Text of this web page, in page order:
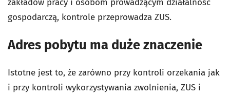
gospodarczą, kontrole przeprowadza ZUS.
Adres pobytu ma duże znaczenie
Istotne jest to, że zarówno przy kontroli orzekania jak
i przy kontroli wykorzystywania zwolnienia, ZUS i